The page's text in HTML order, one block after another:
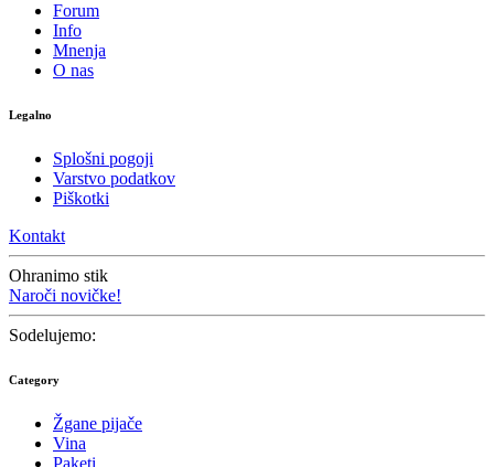
Forum
Info
Mnenja
O nas
Legalno
Splošni pogoji
Varstvo podatkov
Piškotki
Kontakt
Ohranimo stik
Naroči novičke!
Sodelujemo:
Category
Žgane pijače
Vina
Paketi